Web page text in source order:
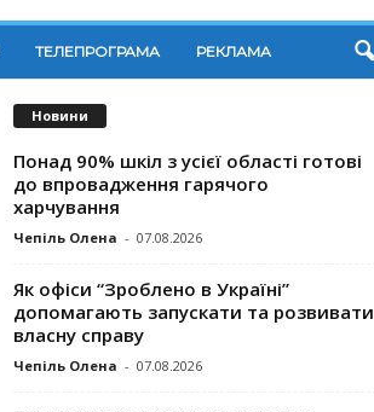
ТЕЛЕПРОГРАМА РЕКЛАМА
Новини
Понад 90% шкіл з усієї області готові
до впровадження гарячого
харчування
Чепіль Олена - 07.08.2026
Як офіси “Зроблено в Україні”
допомагають запускaти та розвивати
власну справу
Чепіль Олена - 07.08.2026